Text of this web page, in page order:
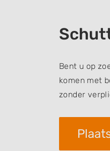
Bent u op
komen met
zonder